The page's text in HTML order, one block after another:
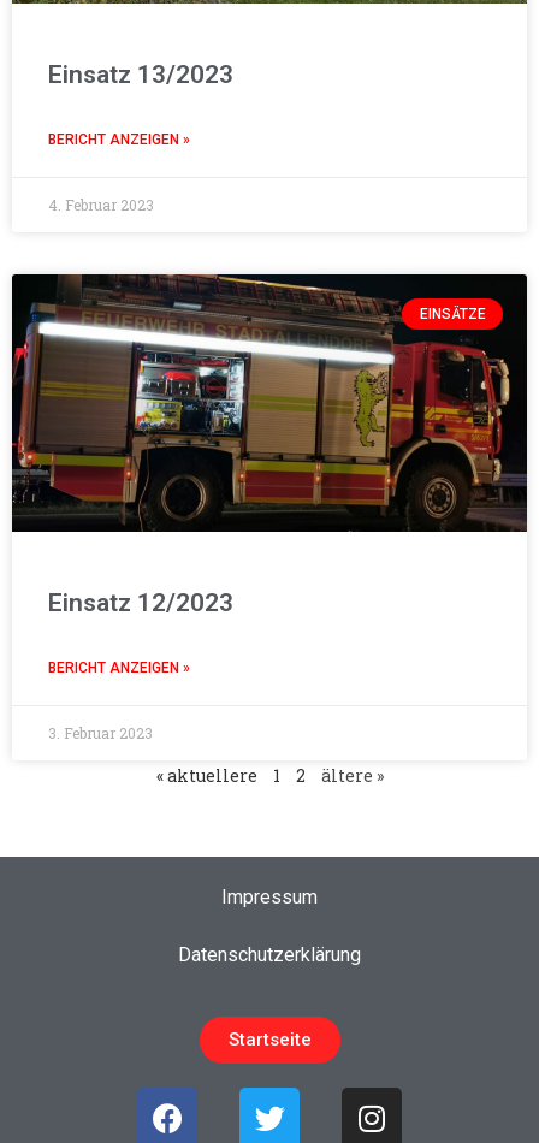
Einsatz 13/2023
BERICHT ANZEIGEN »
4. Februar 2023
EINSÄTZE
Einsatz 12/2023
BERICHT ANZEIGEN »
3. Februar 2023
« aktuellere 1 2 ältere »
Impressum
Datenschutzerklärung
Startseite